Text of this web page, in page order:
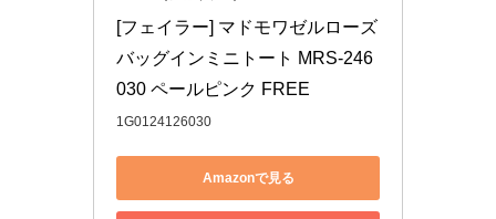
[フェイラー] マドモワゼルローズ
バッグインミニトート MRS-246
030 ペールピンク FREE
1G0124126030
Amazonで見る